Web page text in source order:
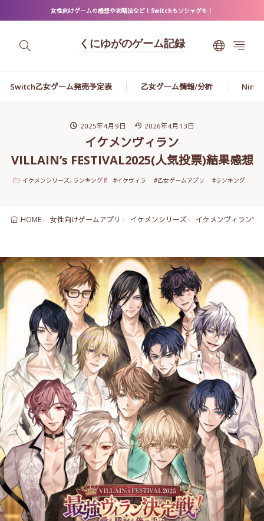
女性向けゲームの感想や攻略法など！Switchもソシャゲも！
くにゆがのゲーム記録
Switch乙女ゲーム発売予定表 乙女ゲーム情報/分析
2025年4月9日 2026年4月13日
イケメンヴィラン
VILLAIN’s FESTIVAL2025(人気投票)結果感想
イケメンシリーズ, ランキング #イケヴィラ #乙女ゲームアプリ #ランキング
HOME 女性向けゲームアプリ イケメンシリーズ イケメンヴィラン